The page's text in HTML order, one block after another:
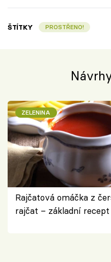
ŠTÍTKY PROSTŘENO!
ZELENINA
Rajčatová omáčka z
rajčat – základní